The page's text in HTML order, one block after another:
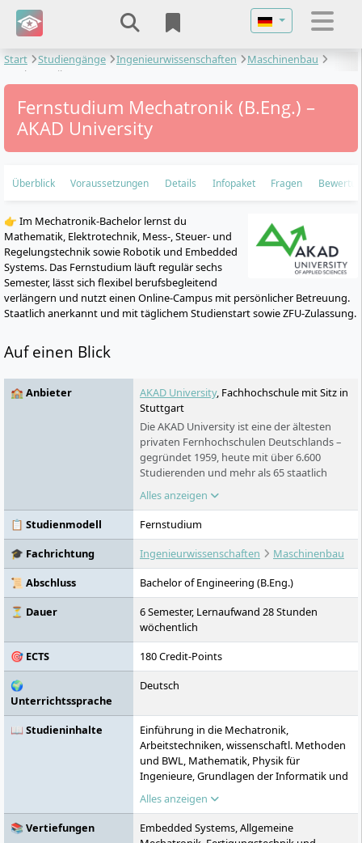
Sprache
Start Studiengänge Ingenieurwissenschaften
Maschinenbau
Mechatronik
Fernstudium Mechatronik (B.Eng.) –
AKAD University
Überblick Voraussetzungen Details Infopaket Fragen
👉 Im Mechatronik-Bachelor lernst du
Mathematik, Elektrotechnik, Mess-, Steuer- und
Regelungstechnik sowie Robotik und Embedded
Systems. Das Fernstudium läuft regulär sechs
Semester, lässt sich flexibel berufsbegleitend
verlängern und nutzt einen Online-Campus mit persönlicher Betreuung.
Staatlich anerkannt und mit täglichem Studienstart sowie ZFU-Zulassung.
Auf einen Blick
🏫 Anbieter AKAD University, Fachhochschule mit Sitz in
Stuttgart
Die AKAD University ist eine der ältesten
privaten Fernhochschulen Deutschlands –
gegründet 1959, heute mit über 6.600
Studierenden und mehr als 65 staatlich
anerkannten Studiengängen. Das
Studienmodell ist vollständig digital und
richtet sich an Berufstätige, die Bachelor,
absolvieren wollen. Kein fester
Stundenplan, kein Präsenzpflicht – dafür ein
ausgebauter Online-Campus und eine
Erfolgsquote von 96 Prozent in den
Abschlussprüfungen.
Alles anzeigen
📋 Studienmodell
Fernstudium
🎓 Fachrichtung
Ingenieurwissenschaften
Maschinenbau
📜 Abschluss
Bachelor of Engineering (B.Eng.)
⏳ Dauer
6 Semester, Lernaufwand 28 Stunden
wöchentlich
🎯 ECTS
180 Credit-Points
🌍
Unterrichtssprache
Deutsch
📖 Studieninhalte
Einführung in die Mechatronik,
Arbeitstechniken, wissenschaftl. Methoden
und BWL, Mathematik, Physik für
Ingenieure, Grundlagen der Informatik und
der Computer Programmierung, Technische
Mechanik, Werkstoffkunde, Technisches
Zeichnen und Maschinenelemente,
Computergestütztes Entwerfen und
Alles anzeigen
📚 Vertiefungen
Embedded Systems, Allgemeine